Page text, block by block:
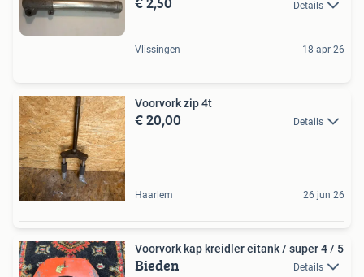
Details
Vlissingen 18 apr 26
Voorvork zip 4t
€ 20,00 Details
Haarlem 26 jun 26
Voorvork kap kreidler eitank / super 4 / 5
Bieden Details